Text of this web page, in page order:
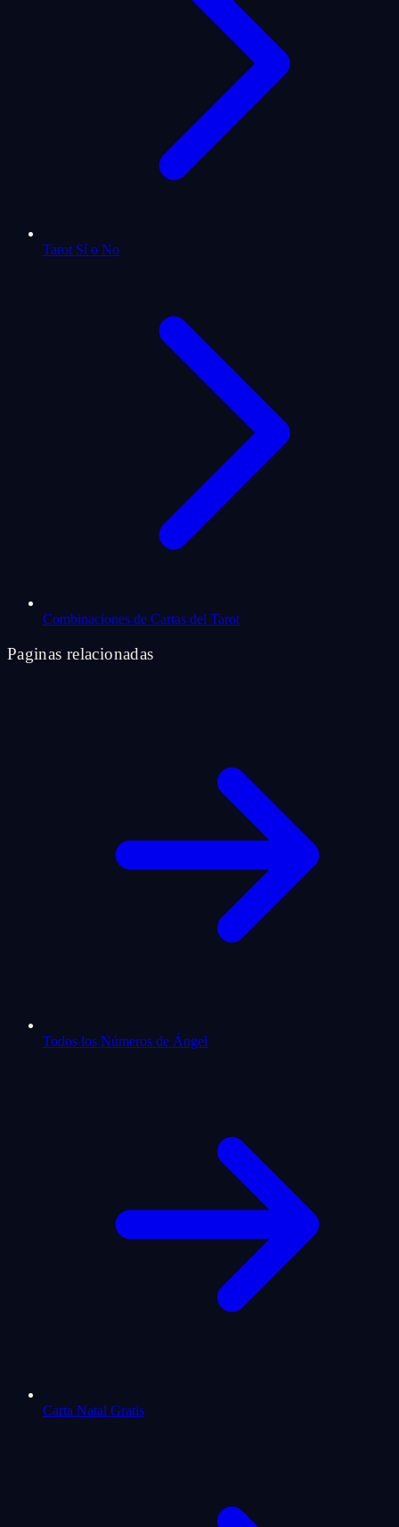
Tarot Sí o No
Combinaciones de Cartas del Tarot
Paginas relacionadas
Todos los Números de Ángel
Carta Natal Gratis